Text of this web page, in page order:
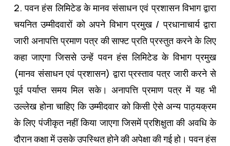
2. पवन हंस लिमिटेड के मानव संसाधन एवं प्रशासन विभाग द्वारा
चयनित उम्‍मीदवारों को अपने विभाग प्रमुख / प्रधानाचार्य द्वारा
जारी अनापत्ति प्रमाण पत्र की साफ्ट प्रति प्रस्‍तुत करने के लिए
कहा जाएगा जिससे उन्‍हें पवन हंस लिमिटेड के विभाग प्रमुख
(मानव संसाधन एवं प्रशासन) द्वारा प्रस्‍ताव पत्र जारी करने से
पूर्व पर्याप्‍त समय मिल सके। अनापत्ति प्रमाण पत्र में यह भी
उल्‍लेख होना चाहिए कि उम्‍मीदवार को किसी ऐसे अन्‍य पाठ्यक्रम
के लिए पंजीकृत नहीं किया जाएगा जिसमें प्रशिक्षुता की अवधि के
दौरान कक्षा में उसके उपस्थित होने की अपेक्षा की गई हो। पवन हंस